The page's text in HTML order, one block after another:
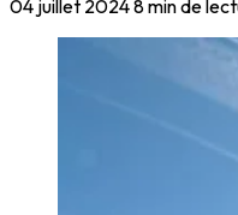
04 juillet 20248 min de